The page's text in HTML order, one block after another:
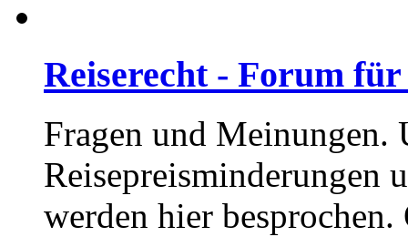
Reiserecht - Forum für
Fragen und Meinungen.
Reisepreisminderungen
werden hier